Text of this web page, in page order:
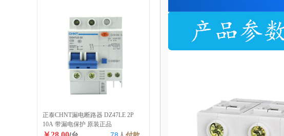
正泰CHNT漏电断路器 DZ47LE 2P
10A 带漏电保护 原装正品